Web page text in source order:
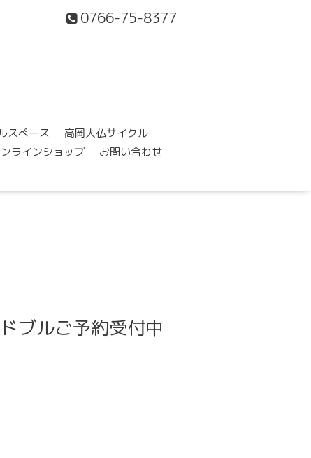
0766-75-8377
スペース
高岡大仏サイクル
ラインショップ
お問い合わせ
ブルご予約受付中